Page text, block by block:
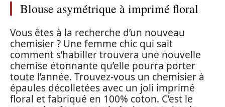
Blouse asymétrique à imprimé floral
Vous êtes à la recherche d’un nouveau
chemisier ? Une femme chic qui sait
comment s’habiller trouvera une nouvelle
chemise étonnante qu’elle pourra porter
toute l’année. Trouvez-vous un chemisier à
épaules décolletées avec un joli imprimé
floral et fabriqué en 100% coton. C’est le